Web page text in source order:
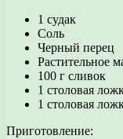
1 судак
Соль
Черный перец
Растительное
100 г сливок
1 столовая
1 столовая
Приготовление: